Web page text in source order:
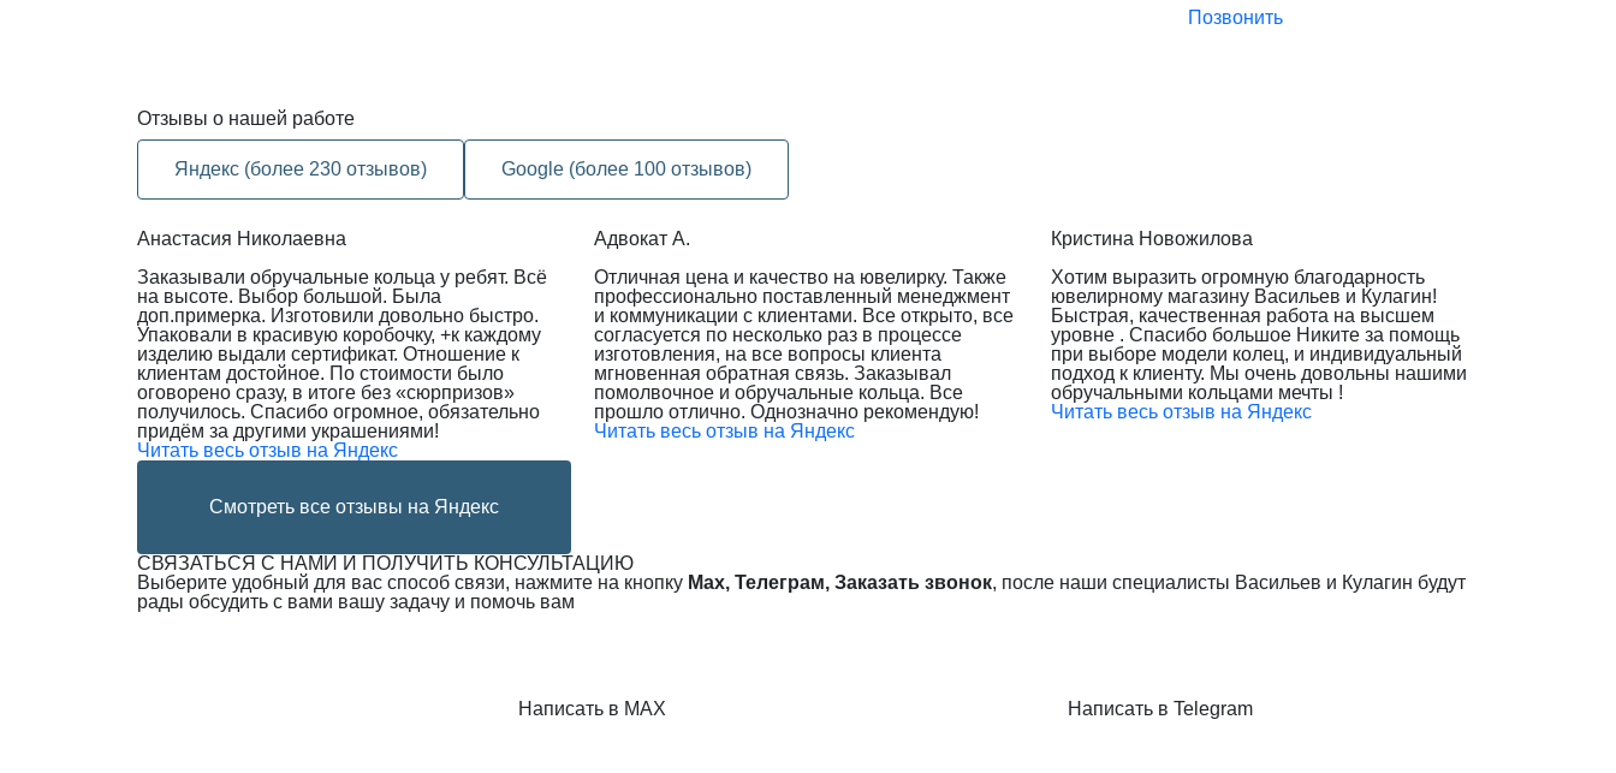
Позвонить
Отзывы о нашей работе
Яндекс (более 230 отзывов) Google (более 100 отзывов)
Анастасия Николаевна
Заказывали обручальные кольца у ребят. Всё
на высоте. Выбор большой. Была
доп.примерка. Изготовили довольно быстро.
Упаковали в красивую коробочку, +к каждому
изделию выдали сертификат. Отношение к
клиентам достойное. По стоимости было
оговорено сразу, в итоге без «сюрпризов»
получилось. Спасибо огромное, обязательно
придём за другими украшениями!
Читать весь отзыв на Яндекс
Адвокат А.
Отличная цена и качество на ювелирку. Также
профессионально поставленный менеджмент
и коммуникации с клиентами. Все открыто, все
согласуется по несколько раз в процессе
изготовления, на все вопросы клиента
мгновенная обратная связь. Заказывал
помолвочное и обручальные кольца. Все
прошло отлично. Однозначно рекомендую!
Читать весь отзыв на Яндекс
Кристина Новожилова
Хотим выразить огромную благодарность
ювелирному магазину Васильев и Кулагин!
Быстрая, качественная работа на высшем
уровне . Спасибо большое Никите за помощь
при выборе модели колец, и индивидуальный
подход к клиенту. Мы очень довольны нашими
обручальными кольцами мечты !
Читать весь отзыв на Яндекс
Смотреть все отзывы на Яндекс
СВЯЗАТЬСЯ С НАМИ И ПОЛУЧИТЬ КОНСУЛЬТАЦИЮ
Выберите удобный для вас способ связи, нажмите на кнопку Max, Телеграм, Заказать звонок, после наши специалисты Васильев и Кулагин будут
рады обсудить с вами вашу задачу и помочь вам
Написать в MAX Написать в Telegram